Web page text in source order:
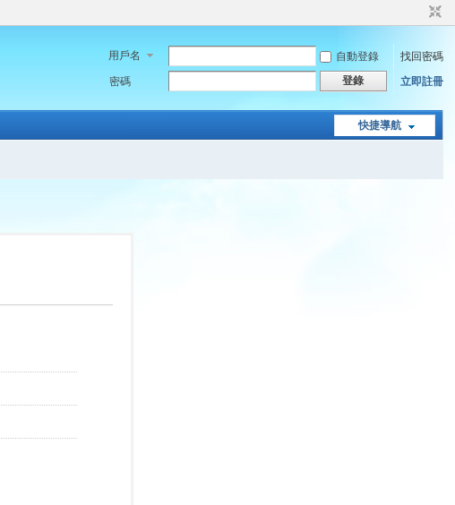
用戶名 自動登錄
找回密碼
密碼
登錄 立即註冊
快捷導航